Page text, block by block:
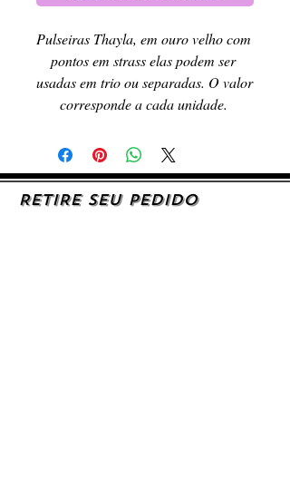
Pulseiras Thayla, em ouro velho com
pontos em strass elas podem ser
usadas em trio ou separadas. O valor
corresponde a cada unidade.
RETIRE SEU PEDIDO